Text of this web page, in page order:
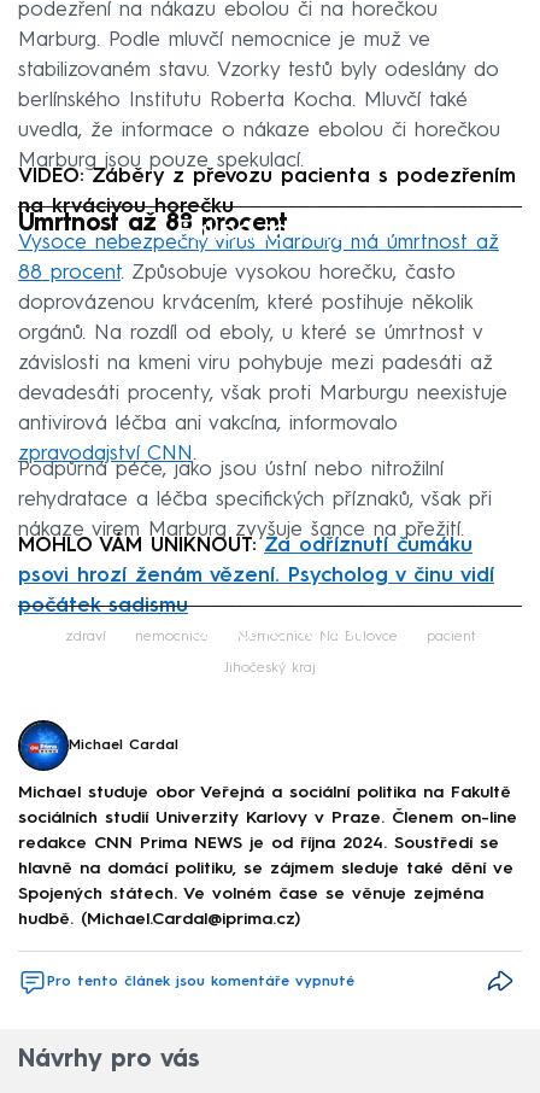
podezření na nákazu ebolou či na horečkou
Marburg. Podle mluvčí nemocnice je muž ve
stabilizovaném stavu. Vzorky testů byly odeslány do
berlínského Institutu Roberta Kocha. Mluvčí také
uvedla, že informace o nákaze ebolou či horečkou
Marburg jsou pouze spekulací.
VIDEO: Záběry z převozu pacienta s podezřením
na krvácivou horečku
Failed to fetch
Úmrtnost až 88 procent
Vysoce nebezpečný virus Marburg má úmrtnost až
88 procent. Způsobuje vysokou horečku, často
doprovázenou krvácením, které postihuje několik
orgánů. Na rozdíl od eboly, u které se úmrtnost v
závislosti na kmeni viru pohybuje mezi padesáti až
devadesáti procenty, však proti Marburgu neexistuje
antivirová léčba ani vakcína, informovalo
zpravodajství CNN.
Podpůrná péče, jako jsou ústní nebo nitrožilní
rehydratace a léčba specifických příznaků, však při
nákaze virem Marburg zvyšuje šance na přežití.
MOHLO VÁM UNIKNOUT:Za odříznutí čumáku
psovi hrozí ženám vězení. Psycholog v činu vidí
počátek sadismu
Failed to fetch
zdraví nemocnice Nemocnice Na Bulovce pacient
Jihočeský kraj
Michael Cardal
Michael studuje obor Veřejná a sociální politika na Fakultě
sociálních studií Univerzity Karlovy v Praze. Členem on-line
redakce CNN Prima NEWS je od října 2024. Soustředí se
hlavně na domácí politiku, se zájmem sleduje také dění ve
Spojených státech. Ve volném čase se věnuje zejména
hudbě. (Michael.Cardal@iprima.cz)
Pro tento článek jsou komentáře vypnuté
Návrhy pro vás